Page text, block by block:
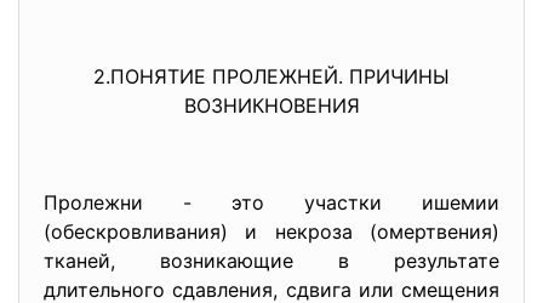
2.ПОНЯТИЕ ПРОЛЕЖНЕЙ. ПРИЧИНЫ
ВОЗНИКНОВЕНИЯ
Пролежни - это участки ишемии
(обескровливания) и некроза (омертвения)
тканей, возникающие в результате
длительного сдавления, сдвига или смещения